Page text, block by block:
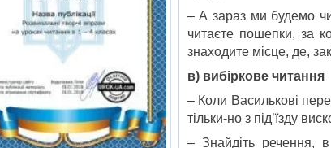
– А зараз ми будемо
читаєте пошепки, за
знаходите місце, де,
в) вибіркове читання
– Коли Василькові
тільки-но з під’їзду
– Знайдіть речення,